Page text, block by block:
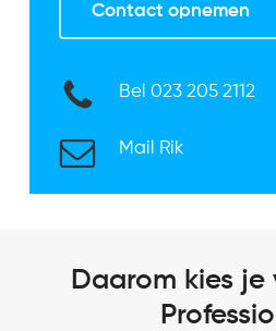
Contact opnemen
Bel 023 205 2112
Mail Rik
Daarom kies